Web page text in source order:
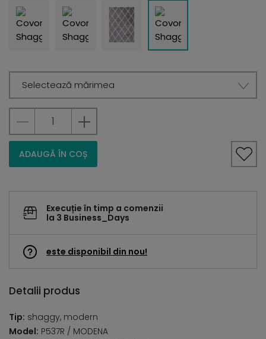
Selectează mărimea
ADAUGĂ ÎN COȘ
Execuție în timp a comenzii
la 3 Business_Days
este disponibil din nou!
Detalii produs
Tip: shaggy, modern
Model: P537R / MODENA